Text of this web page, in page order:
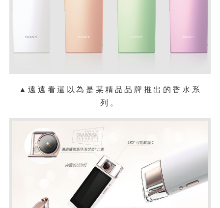
▲遠遠看還以為是某精品品牌推出的香水系
列。